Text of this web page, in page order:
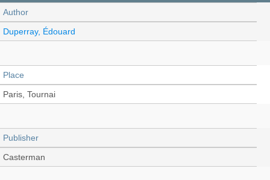
Author
Duperray, Édouard
Place
Paris, Tournai
Publisher
Casterman